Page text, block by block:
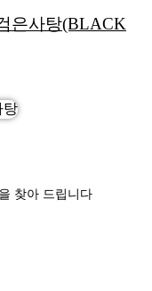
은사탕(BLACK
찾아 드립니다